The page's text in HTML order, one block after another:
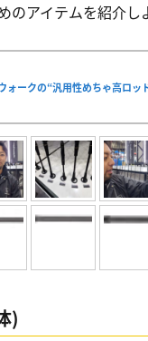
のアイテムを紹介
ークの“汎用性めちゃ高ロッ
)